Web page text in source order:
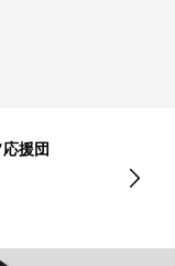
援団